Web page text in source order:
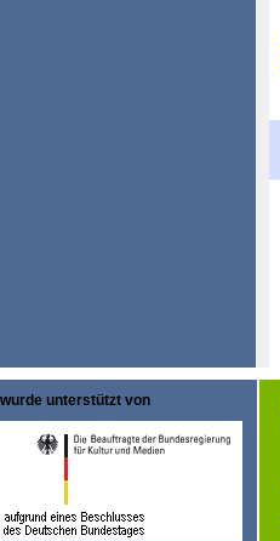
wurde unterstützt von